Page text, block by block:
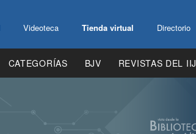
Videoteca Tienda virtual Directorio
CATEGORÍAS BJV REVISTAS DEL IIJ